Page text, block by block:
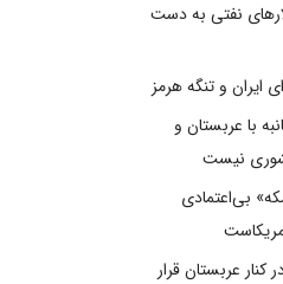
ساله دلارهای نفتی به دست
ایران و تنگه هرمز
با عربستان و
نیست
بی‌اعتمادی
عربستان قرار